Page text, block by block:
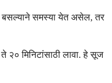
बसल्याने समस्या येत असेल, तर
२० मिनिटांसाठी लावा. हे सूज